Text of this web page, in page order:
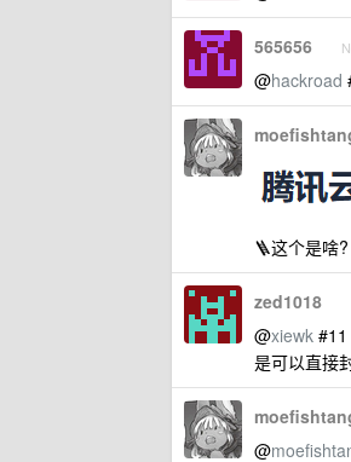
565656
@hackroad
🪜这个是啥?
zed1018
@xiewk #11
是可以直接
@